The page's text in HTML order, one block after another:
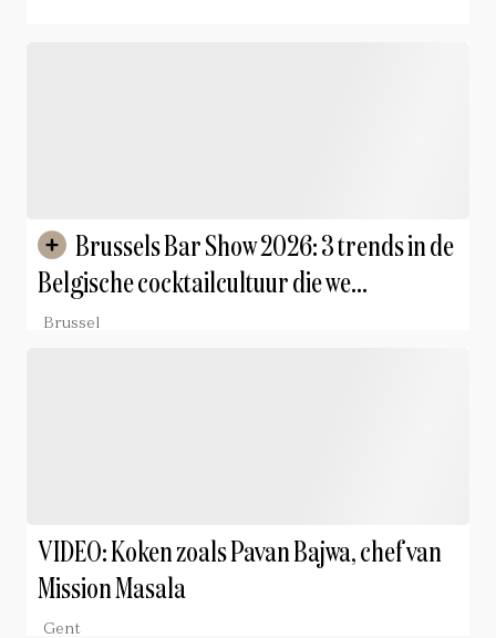
Belgische cocktailcultuur die we
meenemen naar huis
Brussel
VIDEO: Koken zoals Pavan Bajwa, chef van
Mission Masala
Gent